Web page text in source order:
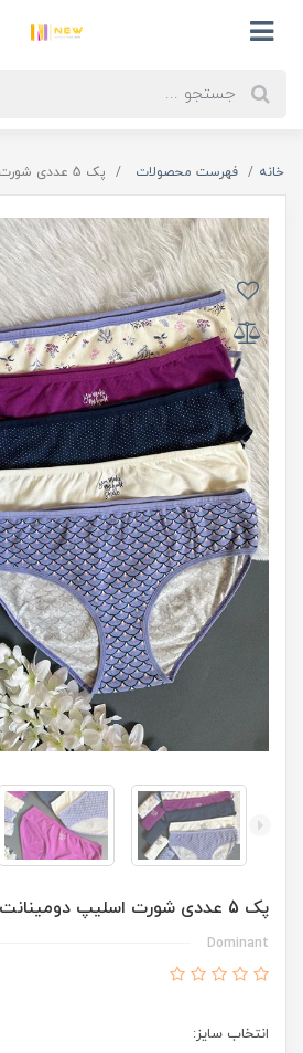
خانه فهرست محصولات پک 5 عددی شورت اسلیپ دومینانت
پک 5 عددی شورت اسلیپ دومینانت
Dominant
انتخاب سایز: